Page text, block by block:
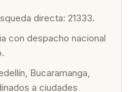
directa: 21333.
con despacho nacional
Bucaramanga,
a ciudades